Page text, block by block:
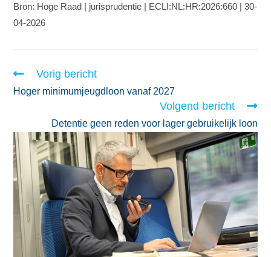
Bron: Hoge Raad | jurisprudentie | ECLI:NL:HR:2026:660 | 30-
04-2026
Vorig bericht
Hoger minimumjeugdloon vanaf 2027
Volgend bericht
Detentie geen reden voor lager gebruikelijk loon